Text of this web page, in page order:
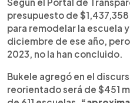
presupuesto de
para remodelar la escuela
diciembre de ese año,
2023, no la han concluido.
Bukele agregó en el
reorientado será de $451